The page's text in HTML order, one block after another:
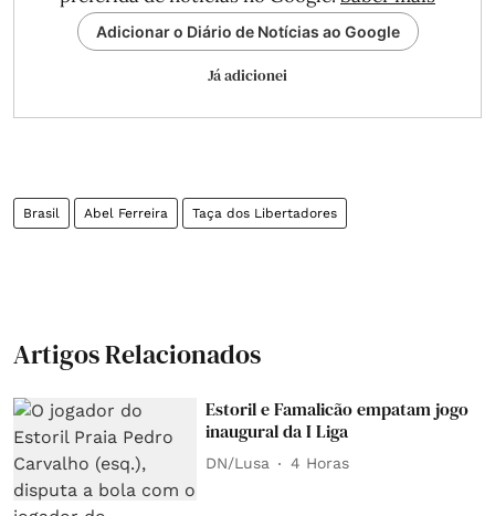
Adicionar o Diário de Notícias ao Google
Já adicionei
Brasil Abel Ferreira Taça dos Libertadores
Artigos Relacionados
Estoril e Famalicão empatam jogo
inaugural da I Liga
DN/Lusa 4 Horas